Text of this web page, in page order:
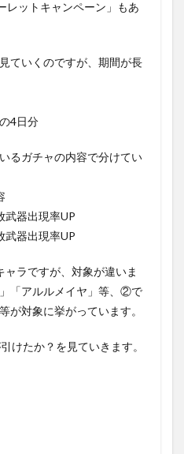
レットキャンペーン」もあ
ていくのですが、期間が長
4日分
るガチャの内容で分けてい
器出現率UP
器出現率UP
ラですが、対象が違いま
「アルルメイヤ」等、②で
が対象に挙がっています。
けたか？を見ていきます。